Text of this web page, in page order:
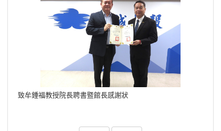
致牟鍾福教授院長聘書暨館長感謝狀